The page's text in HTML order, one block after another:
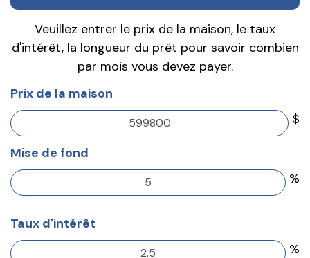
Veuillez entrer le prix de la maison, le taux
d'intérêt, la longueur du prêt pour savoir combien
par mois vous devez payer.
Prix de la maison
$
Mise de fond
%
Taux d'intérêt
%